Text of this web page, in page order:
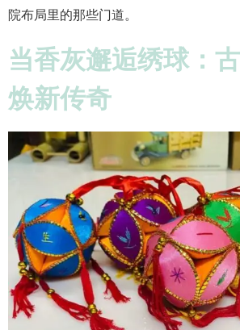
院布局里的那些门道。
当香灰邂逅绣球：
焕新传奇